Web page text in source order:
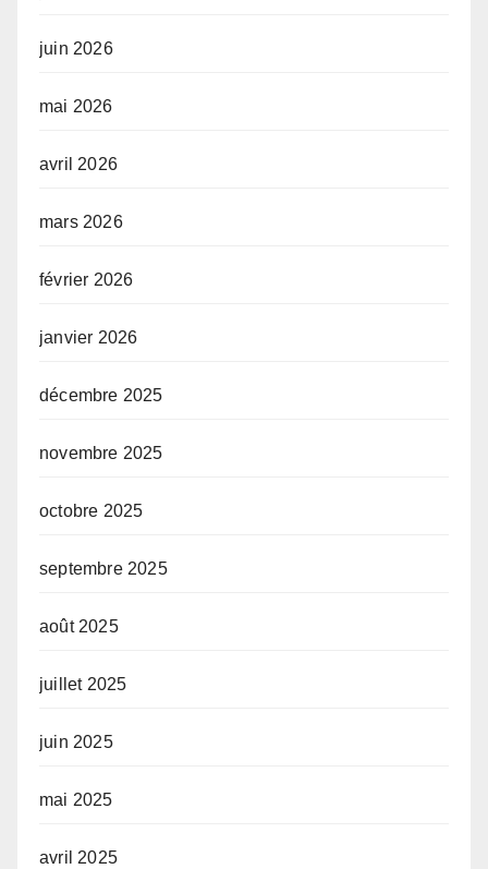
juin 2026
mai 2026
avril 2026
mars 2026
février 2026
janvier 2026
décembre 2025
novembre 2025
octobre 2025
septembre 2025
août 2025
juillet 2025
juin 2025
mai 2025
avril 2025